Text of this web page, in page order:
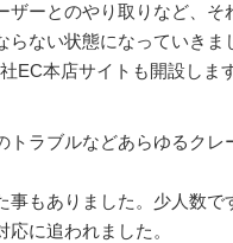
ーとのやり取りなど、そ
ない状態になっていき
EC本店サイトも開設します
ラブルなどあらゆるクレ
もありました。少人数で
に追われました。